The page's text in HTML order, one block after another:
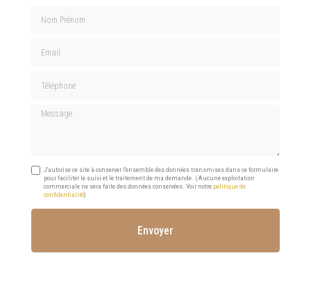
Message
J'autorise ce site à conserver l'ensemble des données transmises dans ce formulaire
pour faciliter le suivi et le traitement de ma demande. (Aucune exploitation
commerciale ne sera faite des données conservées. Voir notre politique de
confidentialité)